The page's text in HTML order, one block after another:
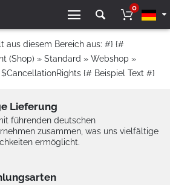
0
aus diesem Bereich aus: #} {#
(Shop) » Standard » Webshop »
{# Beispiel Text #}
Lieferung
führenden deutschen
zusammen, was uns vielfältige
ermöglicht.